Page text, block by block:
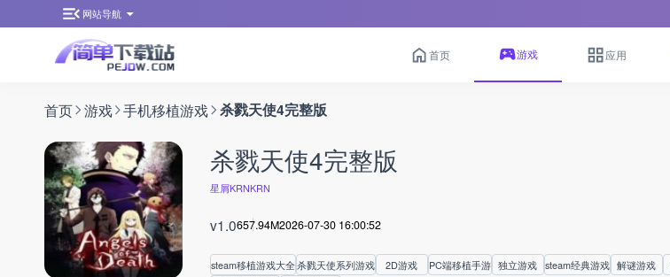
网站导航
首页 游戏 应用
首页 游戏 手机移植游戏 杀戮天使4完整版
杀戮天使4完整版
星屑KRNKRN
v1.0657.94M2026-07-30 16:00:52
steam移植游戏大全杀戮天使系列游戏 2D游戏 PC端移植手游 独立游戏 steam经典游戏 解谜游戏